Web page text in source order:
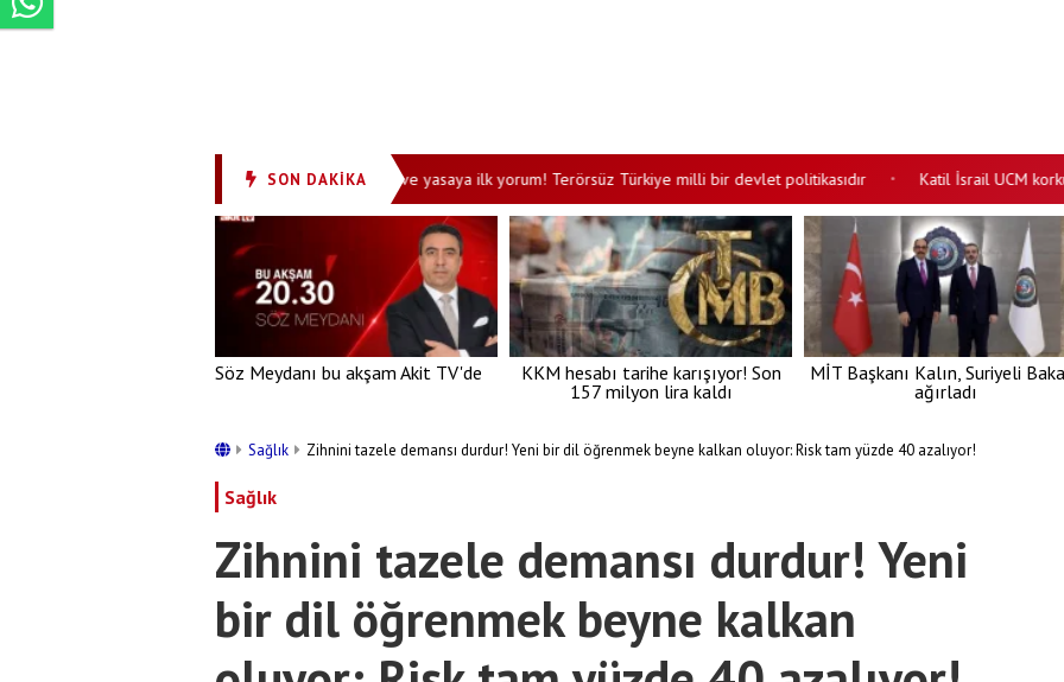
SON DAKİKA
Bakan Akın Gürlek’ten çerçeve yasaya ilk yorum! Terörsüz Türkiye milli bir devlet politikasıdır • Katil İsrail UCM
Söz Meydanı bu akşam Akit TV'de
KKM hesabı tarihe karışıyor! Son
157 milyon lira kaldı
MİT Başkanı Kalın, Suriyeli
ağırladı
Sağlık Zihnini tazele demansı durdur! Yeni bir dil öğrenmek beyne kalkan oluyor: Risk tam yüzde 40 azalıyor!
Sağlık
Zihnini tazele demansı durdur! Yeni
bir dil öğrenmek beyne kalkan